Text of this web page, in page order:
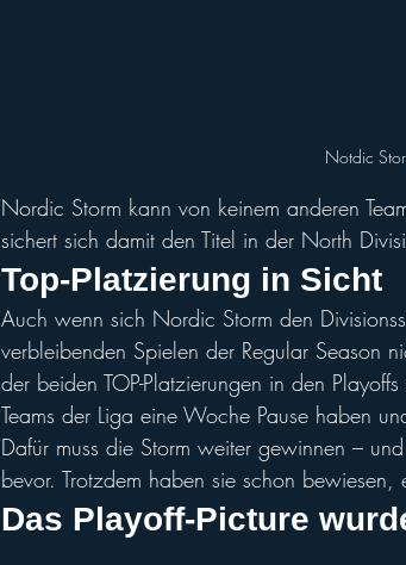
Notdic
Nordic Storm kann von keinem anderen
sichert sich damit den Titel in der North
Top-Platzierung in Sicht
Auch wenn sich Nordic Storm den
verbleibenden Spielen der Regular Season
der beiden TOP-Platzierungen in den
Teams der Liga eine Woche Pause haben
Dafür muss die Storm weiter gewinnen –
bevor. Trotzdem haben sie schon bewiesen,
Das Playoff-Picture